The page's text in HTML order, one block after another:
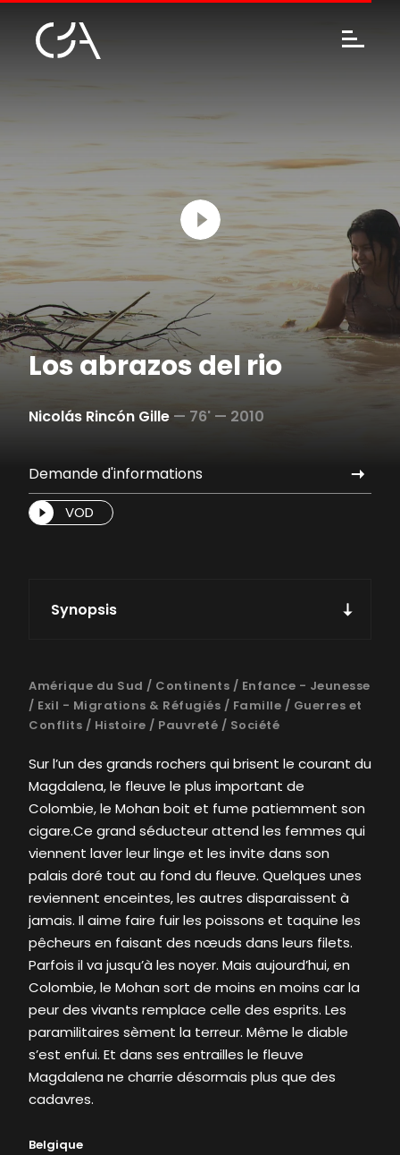
Los abrazos del rio
Nicolás Rincón Gille — 76' — 2010
Demande d'informations
VOD
Synopsis
Amérique du Sud / Continents / Enfance - Jeunesse
/ Exil - Migrations & Réfugiés / Famille / Guerres et
Conflits / Histoire / Pauvreté / Société
Sur l’un des grands rochers qui brisent le courant du
Magdalena, le fleuve le plus important de
Colombie, le Mohan boit et fume patiemment son
cigare.Ce grand séducteur attend les femmes qui
viennent laver leur linge et les invite dans son
palais doré tout au fond du fleuve. Quelques unes
reviennent enceintes, les autres disparaissent à
jamais. Il aime faire fuir les poissons et taquine les
pêcheurs en faisant des nœuds dans leurs filets.
Parfois il va jusqu’à les noyer. Mais aujourd’hui, en
Colombie, le Mohan sort de moins en moins car la
peur des vivants remplace celle des esprits. Les
paramilitaires sèment la terreur. Même le diable
s’est enfui. Et dans ses entrailles le fleuve
Magdalena ne charrie désormais plus que des
cadavres.
Belgique